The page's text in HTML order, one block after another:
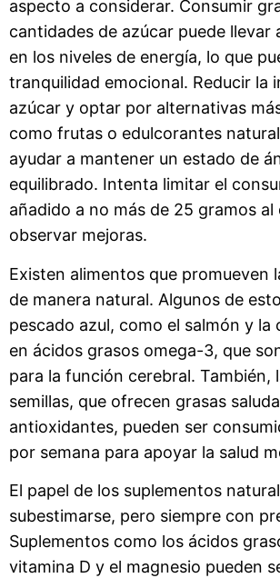
aspecto a considerar. Consumir
cantidades de azúcar puede llevar
en los niveles de energía, lo que
tranquilidad emocional. Reducir la
azúcar y optar por alternativas
como frutas o edulcorantes
ayudar a mantener un estado de
equilibrado. Intenta limitar el
añadido a no más de 25 gramos al
observar mejoras.
Existen alimentos que promueven
de manera natural. Algunos de
pescado azul, como el salmón y la
en ácidos grasos omega-3, que
para la función cerebral. También,
semillas, que ofrecen grasas
antioxidantes, pueden ser
por semana para apoyar la salud
El papel de los suplementos
subestimarse, pero siempre con
Suplementos como los ácidos
vitamina D y el magnesio pueden